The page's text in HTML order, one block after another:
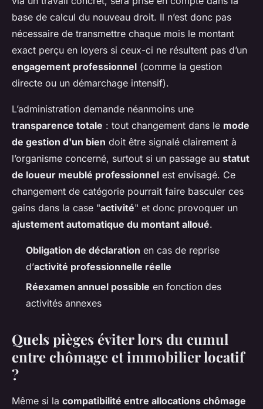
base de calcul du nouveau droit. Il n’est donc pas
nécessaire de transmettre chaque mois le montant
exact perçu en loyers si ceux-ci ne résultent pas d’un
engagement professionnel (comme la gestion
directe ou un démarchage intensif).
L’administration demande néanmoins une
transparence totale : tout changement dans le mode
de gestion d'un bien doit être signalé clairement à
l’organisme concerné, surtout si un passage au statut
de loueur meublé professionnel est envisagé. Ce
changement de catégorie pourrait faire basculer ces
gains dans la case "activité" et donc provoquer un
ajustement automatique du montant alloué.
Obligation de déclaration en cas de reprise
d’activité professionnelle réelle
Réexamen annuel possible en fonction des
activités annexes
Quels pièges éviter lors du cumul
entre chômage et immobilier locatif
?
Même si la compatibilité entre allocations chômage